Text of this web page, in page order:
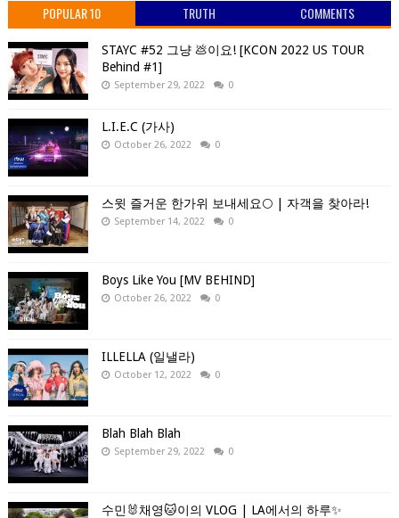
POPULAR 10 TRUTH COMMENTS
STAYC #52 그냥 💩이요! [KCON 2022 US TOUR
Behind #1]
September 29, 2022 0
L.I.E.C (가사)
October 26, 2022 0
스윗 즐거운 한가위 보내세요🌕 | 자객을 찾아라!
September 14, 2022 0
Boys Like You [MV BEHIND]
October 26, 2022 0
ILLELLA (일낼라)
October 12, 2022 0
Blah Blah Blah
September 29, 2022 0
수민🐰채영🐱이의 VLOG | LA에서의 하루✨